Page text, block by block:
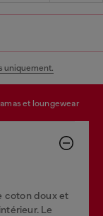
uniquement.
et loungewear
coton doux et
Le